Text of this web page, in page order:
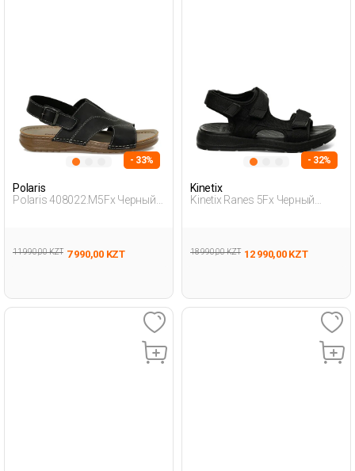
- 33%
Polaris
Polaris 408022.M5Fx Черный
11 990,00 KZT 7 990,00 KZT
- 32%
Kinetix
Kinetix Ranes 5Fx Черный
18 990,00 KZT 12 990,00 KZT